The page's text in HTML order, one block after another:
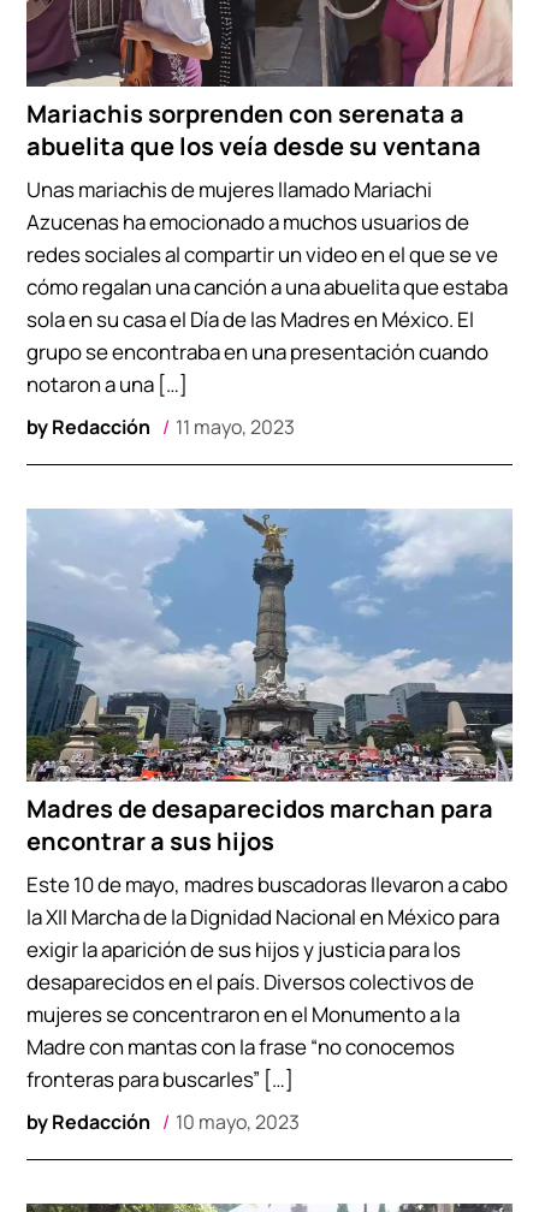
Mariachis sorprenden con serenata a
abuelita que los veía desde su ventana
byRedacción 11 mayo, 2023
Unas mariachis de mujeres llamado Mariachi
Azucenas ha emocionado a muchos usuarios de
redes sociales al compartir un video en el que se ve
cómo regalan una canción a una abuelita que estaba
sola en su casa el Día de las Madres en México. El
grupo se encontraba en una presentación cuando
notaron a una […]
Madres de desaparecidos marchan para
encontrar a sus hijos
byRedacción 10 mayo, 2023
Este 10 de mayo, madres buscadoras llevaron a cabo
la XII Marcha de la Dignidad Nacional en México para
exigir la aparición de sus hijos y justicia para los
desaparecidos en el país. Diversos colectivos de
mujeres se concentraron en el Monumento a la
Madre con mantas con la frase “no conocemos
fronteras para buscarles” […]